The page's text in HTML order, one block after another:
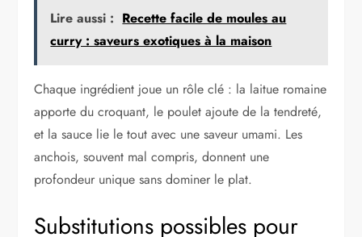
Lire aussi : Recette facile de moules au
curry : saveurs exotiques à la maison
Chaque ingrédient joue un rôle clé : la laitue romaine
apporte du croquant, le poulet ajoute de la tendreté,
et la sauce lie le tout avec une saveur umami. Les
anchois, souvent mal compris, donnent une
profondeur unique sans dominer le plat.
Substitutions possibles pour